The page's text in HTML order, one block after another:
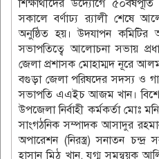
শিক্ষার্থীদের উদ্যোগে
সকালে বর্ণাঢ্য র‌্যালী শেষে
অনুষ্ঠিত হয়। উদযাপন কমিটির
সভাপতিত্বে আলোচনা সভায়
জেলা প্রশাসক মোহাম্মদ নূরে আলম
বগুড়া জেলা পরিষদের সদস্য ও
সভাপতি এএইচ আজম খান।
উপজেলা নির্বাহী কর্মকর্তা মোঃ
সাংগঠনিক সম্পাদক আসাদুর
অপারেশন (নিরস্ত্র) সনাতন
হাসান মিঠু খান, যুগ্ম সমন্বয়ক